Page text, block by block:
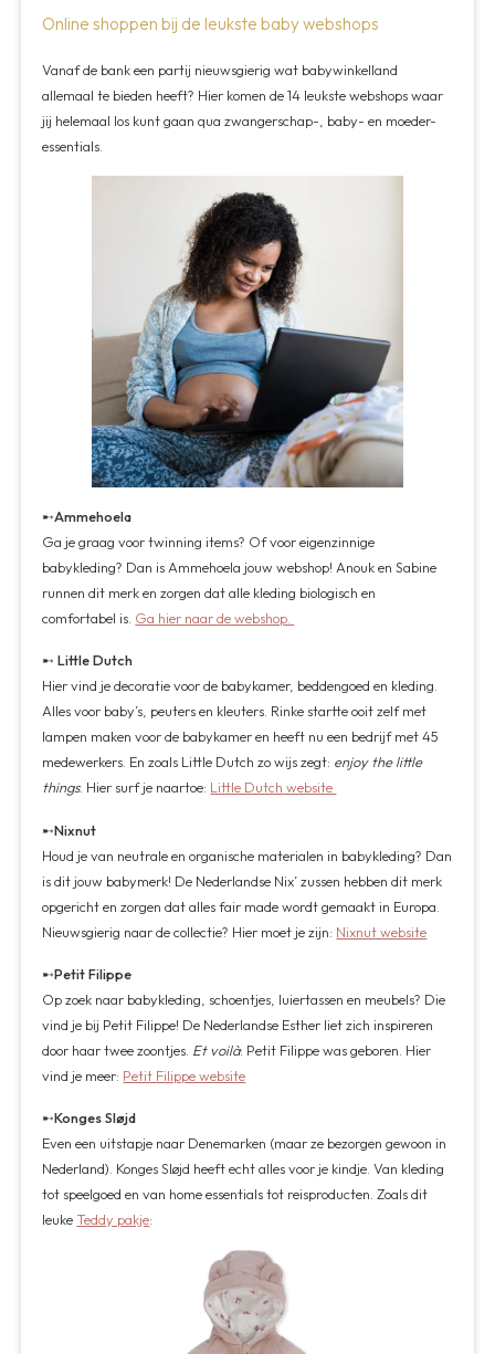
Online shoppen bij de leukste baby webshops
Vanaf de bank een partij nieuwsgierig wat babywinkelland
allemaal te bieden heeft? Hier komen de 14 leukste webshops waar
jij helemaal los kunt gaan qua zwangerschap-, baby- en moeder-
essentials.
➸Ammehoela
Ga je graag voor twinning items? Of voor eigenzinnige
babykleding? Dan is Ammehoela jouw webshop! Anouk en Sabine
runnen dit merk en zorgen dat alle kleding biologisch en
comfortabel is. Ga hier naar de webshop.
➸ Little Dutch
Hier vind je decoratie voor de babykamer, beddengoed en kleding.
Alles voor baby’s, peuters en kleuters. Rinke startte ooit zelf met
lampen maken voor de babykamer en heeft nu een bedrijf met 45
medewerkers. En zoals Little Dutch zo wijs zegt: enjoy the little
things. Hier surf je naartoe: Little Dutch website
➸Nixnut
Houd je van neutrale en organische materialen in babykleding? Dan
is dit jouw babymerk! De Nederlandse Nix’ zussen hebben dit merk
opgericht en zorgen dat alles fair made wordt gemaakt in Europa.
Nieuwsgierig naar de collectie? Hier moet je zijn: Nixnut website
➸Petit Filippe
Op zoek naar babykleding, schoentjes, luiertassen en meubels? Die
vind je bij Petit Filippe! De Nederlandse Esther liet zich inspireren
door haar twee zoontjes. Et voilà: Petit Filippe was geboren. Hier
vind je meer: Petit Filippe website
➸Konges Sløjd
Even een uitstapje naar Denemarken (maar ze bezorgen gewoon in
Nederland). Konges Sløjd heeft echt alles voor je kindje. Van kleding
tot speelgoed en van home essentials tot reisproducten. Zoals dit
leuke Teddy pakje: